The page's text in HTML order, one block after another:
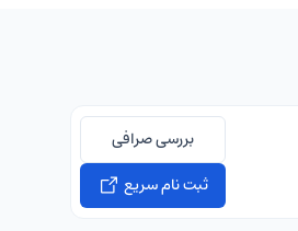
بررسی صرافی
ثبت نام سریع